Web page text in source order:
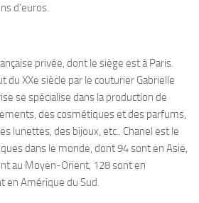
d’euros.
privée, dont le siège est à Paris.
du XXe siècle par le couturier Gabrielle
se spécialise dans la production de
des cosmétiques et des parfums,
lunettes, des bijoux, etc.. Chanel est le
dans le monde, dont 94 sont en Asie,
au Moyen-Orient, 128 sont en
en Amérique du Sud.